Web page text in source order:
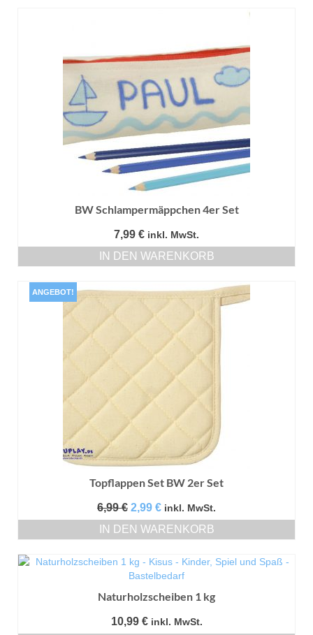
BW Schlampermäppchen 4er Set
7,99 € inkl. MwSt.
IN DEN WARENKORB
ANGEBOT!
Topflappen Set BW 2er Set
6,99€ Ursprünglicher
Preis
war:
2,99 €Aktueller
Preis
ist:
inkl. MwSt.
IN DEN WARENKORB
Naturholzscheiben 1 kg
10,99 € inkl. MwSt.